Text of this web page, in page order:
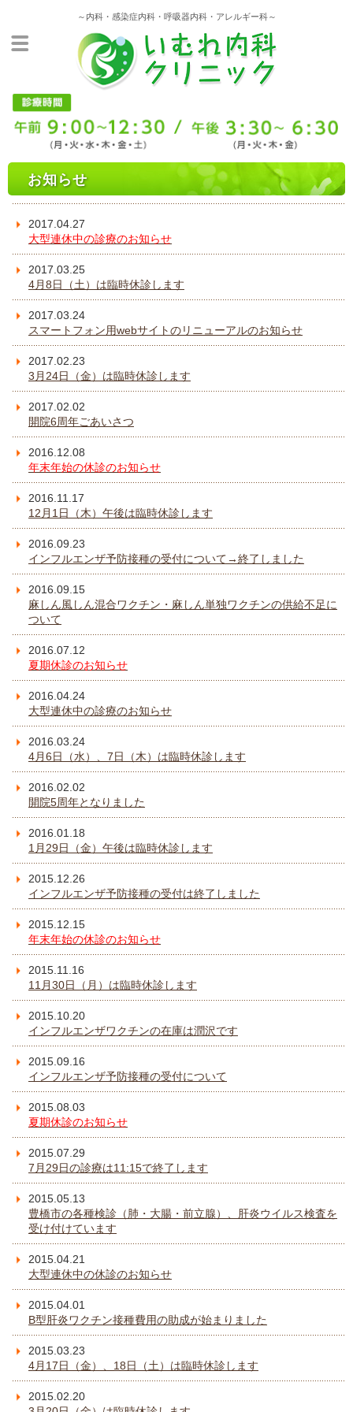
～内科・感染症内科・呼吸器内科・アレルギー科～
お知らせ
2017.04.27
大型連休中の診療のお知らせ
2017.03.25
4月8日（土）は臨時休診します
2017.03.24
スマートフォン用webサイトのリニューアルのお知らせ
2017.02.23
3月24日（金）は臨時休診します
2017.02.02
開院6周年ごあいさつ
2016.12.08
年末年始の休診のお知らせ
2016.11.17
12月1日（木）午後は臨時休診します
2016.09.23
インフルエンザ予防接種の受付について→終了しました
2016.09.15
麻しん風しん混合ワクチン・麻しん単独ワクチンの供給不足に
ついて
2016.07.12
夏期休診のお知らせ
2016.04.24
大型連休中の診療のお知らせ
2016.03.24
4月6日（水）、7日（木）は臨時休診します
2016.02.02
開院5周年となりました
2016.01.18
1月29日（金）午後は臨時休診します
2015.12.26
インフルエンザ予防接種の受付は終了しました
2015.12.15
年末年始の休診のお知らせ
2015.11.16
11月30日（月）は臨時休診します
2015.10.20
インフルエンザワクチンの在庫は潤沢です
2015.09.16
インフルエンザ予防接種の受付について
2015.08.03
夏期休診のお知らせ
2015.07.29
7月29日の診療は11:15で終了します
2015.05.13
豊橋市の各種検診（肺・大腸・前立腺）、肝炎ウイルス検査を
受け付けています
2015.04.21
大型連休中の休診のお知らせ
2015.04.01
B型肝炎ワクチン接種費用の助成が始まりました
2015.03.23
4月17日（金）、18日（土）は臨時休診します
2015.02.20